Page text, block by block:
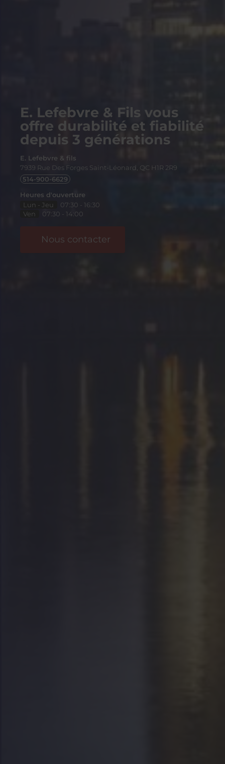
E. Lefebvre & Fils vous
offre durabilité et fiabilité
depuis 3 générations
E. Lefebvre & fils
7939 Rue Des Forges Saint-Léonard, QC H1R 2R9
514-900-6629
Heures d'ouverture
Lun - Jeu
07:30 - 16:30
Ven
07:30 - 14:00
Nous contacter